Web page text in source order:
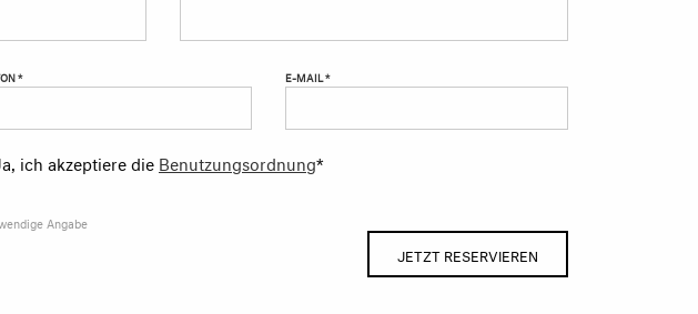
* E-MAIL *
ich akzeptiere die Benutzungsordnung*
Angabe
JETZT RESERVIEREN